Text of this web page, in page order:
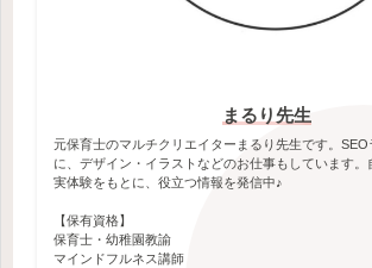
まるり先生
元保育士のマルチクリエイターまるり先生です。SEO
に、デザイン・イラストなどのお仕事もしています。
実体験をもとに、役立つ情報を発信中♪
【保有資格】
保育士・幼稚園教諭
マインドフルネス講師